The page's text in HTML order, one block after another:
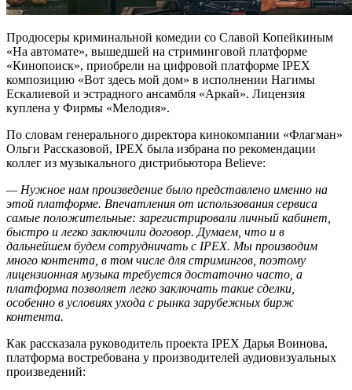
Продюсеры криминальной комедии со Славой Копейкиным
«На автомате», вышедшей на стриминговой платформе
«Кинопоиск», приобрели на цифровой платформе IPEX
композицию «Вот здесь мой дом» в исполнении Нагимы
Ескалиевой и эстрадного ансамбля «Аркай». Лицензия
куплена у Фирмы «Мелодия».
По словам генерального директора кинокомпании «Флагман»
Ольги Рассказовой, IPEX была избрана по рекомендации
коллег из музыкального дистрибьютора Believe:
— Нужное нам произведение было представлено именно на
этой платформе. Впечатления от использования сервиса
самые положительные: зарегистрировали личный кабинет,
быстро и легко заключили договор. Думаем, что и в
дальнейшем будем сотрудничать с IPEX. Мы производим
много контента, в том числе для стримингов, поэтому
лицензионная музыка требуется достаточно часто, а
платформа позволяет легко заключать такие сделки,
особенно в условиях ухода с рынка зарубежных бирж
контента.
Как рассказала руководитель проекта IPEX Дарья Воинова,
платформа востребована у производителей аудиовизуальных
произведений: